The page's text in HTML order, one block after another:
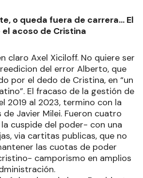
o queda fuera de carrera… El
acoso de Cristina
claro Axel Xiciloff. No quiere ser
del error Alberto, que
por el dedo de Cristina, en “un
El fracaso de la gestión de
2019 al 2023, termino con la
Javier Milei. Fueron cuatro
cuspide del poder- con una
via cartitas publicas, que no
las cuotas de poder
camporismo en amplios